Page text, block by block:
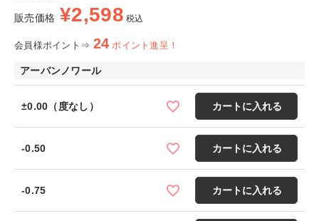
販売価格 ¥2,598 税込
会員様ポイント⇒ 24 ポイント進呈！
アーバンノワール
±0.00（度なし） カートに入れる
-0.50 カートに入れる
-0.75 カートに入れる